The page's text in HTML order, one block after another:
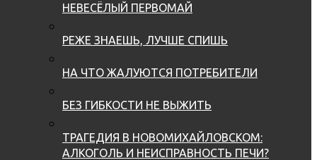
НЕВЕСЁЛЫЙ ПЕРВОМАЙ
РЕЖЕ ЗНАЕШЬ, ЛУЧШЕ СПИШЬ
НА ЧТО ЖАЛУЮТСЯ ПОТРЕБИТЕЛИ
БЕЗ ГИБКОСТИ НЕ ВЫЖИТЬ
ТРАГЕДИЯ В НОВОМИХАЙЛОВСКОМ:
АЛКОГОЛЬ И НЕИСПРАВНОСТЬ ПЕЧИ?